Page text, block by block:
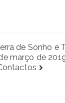
de Sonho e
março de